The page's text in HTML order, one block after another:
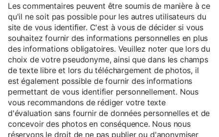
Les commentaires peuvent être soumis de manière à ce
qu'il ne soit pas possible pour les autres utilisateurs du
site de vous identifier. C'est à vous de décider si vous
souhaitez fournir des informations personnelles en plus
des informations obligatoires. Veuillez noter que lors du
choix de votre pseudonyme, ainsi que dans les champs
de texte libre et lors du téléchargement de photos, il
est également possible de fournir des informations
permettant de vous identifier personnellement. Nous
vous recommandons de rédiger votre texte
d'évaluation sans fournir de données personnelles et de
concevoir des photos en conséquence. Nous nous
réservons le droit de ne pas publier ou d'anonymiser